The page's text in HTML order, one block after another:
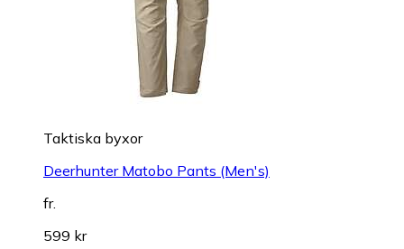
Taktiska byxor
Deerhunter Matobo Pants (Men's)
fr.
599 kr